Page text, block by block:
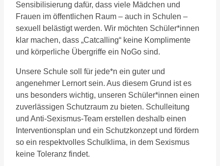
Sensibilisierung dafür, dass viele Mädchen und
Frauen im öffentlichen Raum – auch in Schulen –
sexuell belästigt werden. Wir möchten Schüler*innen
klar machen, dass „Catcalling“ keine Komplimente
und körperliche Übergriffe ein NoGo sind.
Unsere Schule soll für jede*n ein guter und
angenehmer Lernort sein. Aus diesem Grund ist es
uns besonders wichtig, unseren Schüler*innen einen
zuverlässigen Schutzraum zu bieten. Schulleitung
und Anti-Sexismus-Team erstellen deshalb einen
Interventionsplan und ein Schutzkonzept und fördern
so ein respektvolles Schulklima, in dem Sexismus
keine Toleranz findet.